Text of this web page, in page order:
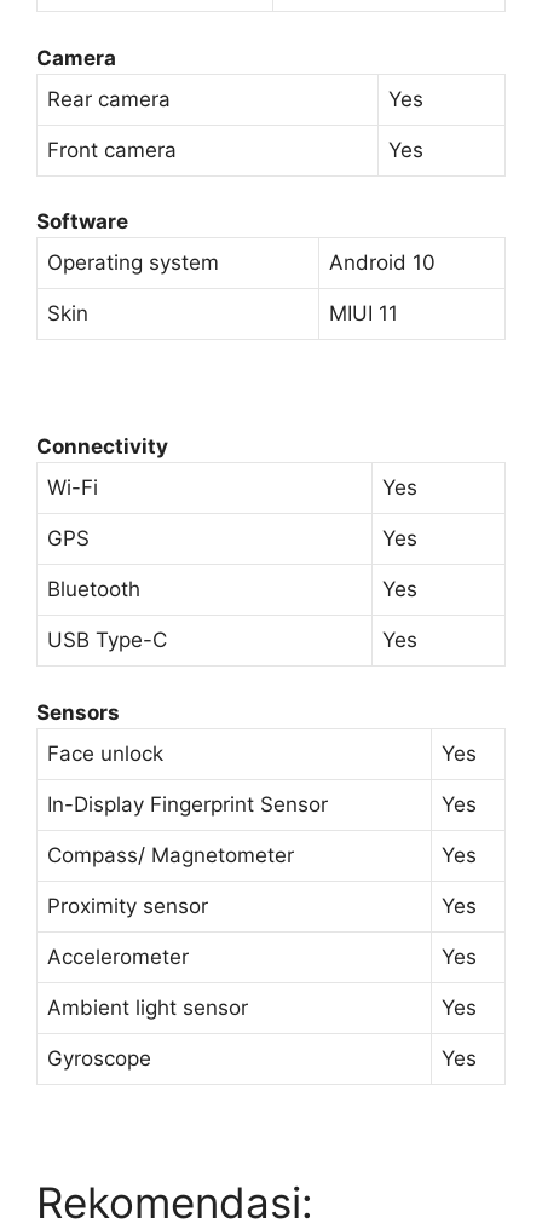
Camera
Rear camera
Yes
Front camera Yes
Software
Operating system
Android 10
Skin MIUI 11
Connectivity
Wi-Fi
Yes
GPS Yes
Bluetooth Yes
USB Type-C Yes
Sensors
Face unlock
Yes
In-Display Fingerprint Sensor Yes
Compass/ Magnetometer Yes
Proximity sensor Yes
Accelerometer Yes
Ambient light sensor Yes
Gyroscope Yes
Rekomendasi: